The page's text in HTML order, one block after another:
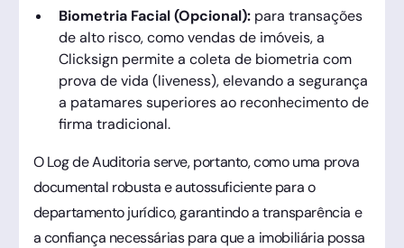
Biometria Facial (Opcional):para transações
de alto risco, como vendas de imóveis, a
Clicksign permite a coleta de biometria com
prova de vida (liveness), elevando a segurança
a patamares superiores ao reconhecimento de
firma tradicional.
O Log de Auditoria serve, portanto, como uma prova
documental robusta e autossuficiente para o
departamento jurídico, garantindo a transparência e
a confiança necessárias para que a imobiliária possa